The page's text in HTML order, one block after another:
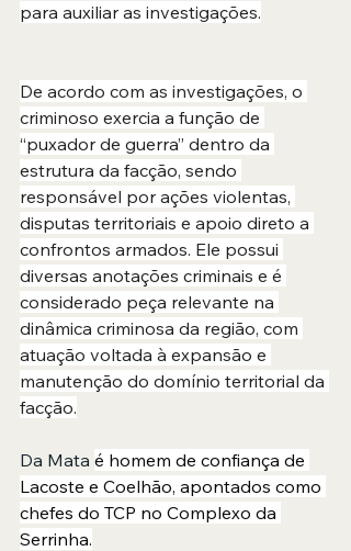
para auxiliar as investigações.
De acordo com as investigações, o
criminoso exercia a função de
“puxador de guerra” dentro da
estrutura da facção, sendo
responsável por ações violentas,
disputas territoriais e apoio direto a
confrontos armados. Ele possui
diversas anotações criminais e é
considerado peça relevante na
dinâmica criminosa da região, com
atuação voltada à expansão e
manutenção do domínio territorial da
facção.
Da Mata é homem de confiança de
Lacoste e Coelhão, apontados como
chefes do TCP no Complexo da
Serrinha.